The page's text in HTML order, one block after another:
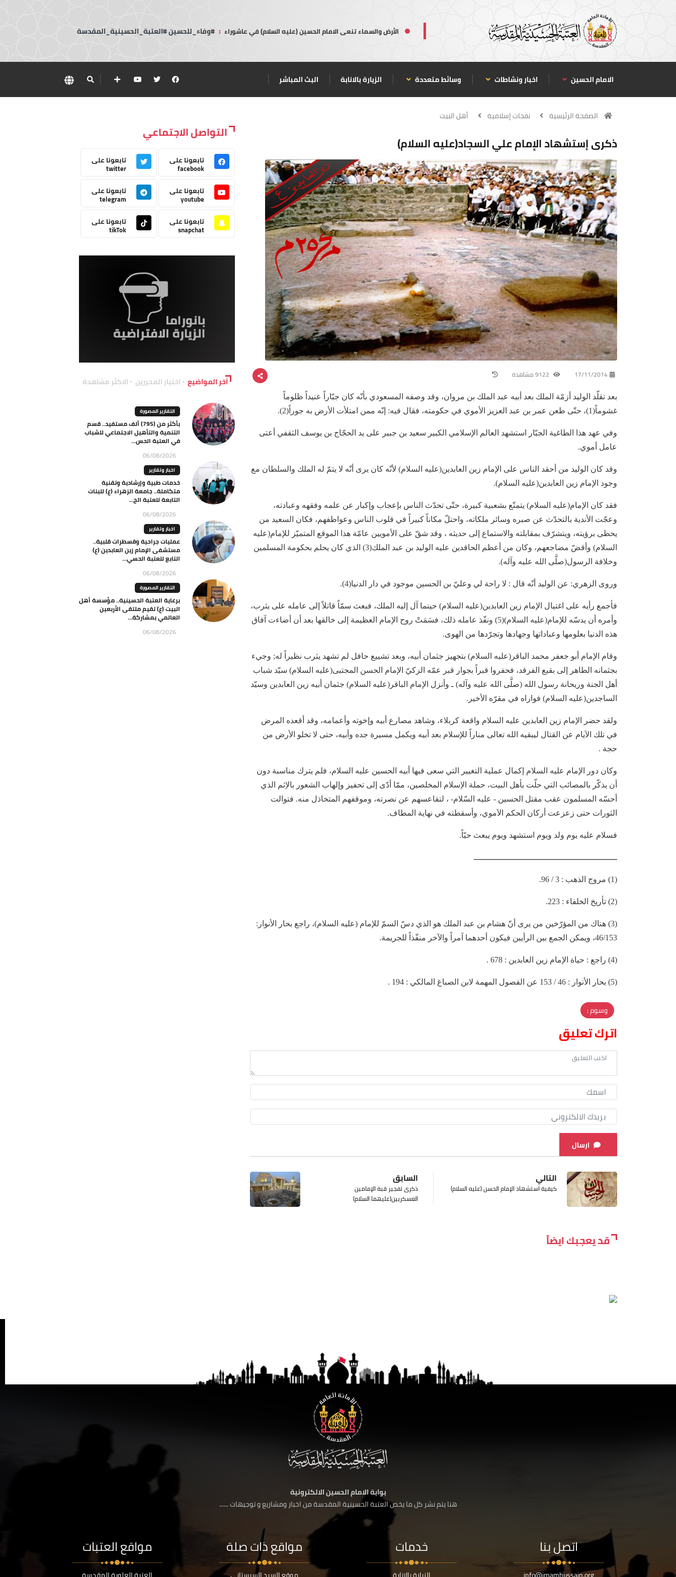
الأرض والسماء تنعى الامام الحسين (عليه السلام) في عاشوراء : #وفاء_للحسين #العتبة_الحسينية_المقدسة
الامام الحسين اخبار ونشاطات وسائط متعددة الزيارة بالانابة البث المباشر
الصفحة الرئيسية نفحات إسلامية أهل البيت
ذكرى إستشهاد الإمام علي السجاد(عليه السلام)
17/11/2014
بعد تقلّد الوليد أزمّة الملك بعد أبيه عبد الملك بن مروان، وقد وصفه المسعودي بأنّه كان جبّاراً عنيداً ظلوماً
غشوماً(1)، حتّى طعن عمر بن عبد العزيز الأموي في حكومته، فقال فيه: إنّه ممن امتلأت الأرض به جوراً(2).
وفي عهد هذا الطاغية الجبّار استشهد العالم الإسلامي الكبير سعيد بن جبير على يد الحجّاج بن يوسف الثقفي أعتى
عامل أموي.
وقد كان الوليد من أحقد الناس على الإمام زين العابدين(عليه السلام) لأنّه كان يرى أنّه لا يتمّ له الملك والسلطان مع
وجود الإمام زين العابدين(عليه السلام).
فقد كان الإمام(عليه السلام) يتمتّع بشعبية كبيرة، حتّى تحدّث الناس بإعجاب وإكبار عن علمه وفقهه وعبادته،
وعجّت الأندية بالتحدّث عن صبره وسائر ملكاته، واحتلّ مكاناً كبيراً في قلوب الناس وعواطفهم، فكان السعيد من
يحظى برؤيته، ويتشرّف بمقابلته والاستماع إلى حديثه ، وقد شقّ على الأمويين عامّة هذا الموقع المتميّز للإمام(عليه
السلام) وأقضّ مضاجعهم، وكان من أعظم الحاقدين عليه الوليد بن عبد الملك(3) الذي كان يحلم بحكومة المسلمين
وخلافة الرسول(صلَّى الله عليه وآله).
وروى الزهري: عن الوليد أنّه قال : لا راحة لي وعليّ بن الحسين موجود في دار الدنيا(4).
فأجمع رأيه على اغتيال الإمام زين العابدين(عليه السلام) حينما آل إليه الملك، فبعث سمّاً قاتلاً إلى عامله على يثرب،
وأمره أن يدسّه للإمام(عليه السلام)(5) ونفّذ عامله ذلك، فسَمَتْ روح الإمام العظيمة إلى خالقها بعد أن أضاءت آفاق
هذه الدنيا بعلومها وعباداتها وجهادها وتجرّدها من الهوى.
وقام الإمام أبو جعفر محمد الباقر(عليه السلام) بتجهيز جثمان أبيه، وبعد تشييع حافل لم تشهد يثرب نظيراً له; وجيء
بجثمانه الطاهر إلى بقيع الفرقد، فحفروا قبراً بجوار قبر عمّه الزكيّ الإمام الحسن المجتبى(عليه السلام) سيّد شباب
أهل الجنة وريحانة رسول الله (صلَّى الله عليه وآله) ـ وأنزل الإمام الباقر(عليه السلام) جثمان أبيه زين العابدين وسيّد
الساجدين(عليه السلام) فواراه في مقرّه الأخير.
ولقد حضر الإمام زين العابدين عليه السلام واقعة كربلاء، وشاهد مصارع أبيه وإخوته وأعمامه، وقد أقعده المرض
في تلك الاَيام عن القتال ليبقيه الله تعالى مناراً للإسلام بعد أبيه ويكمل مسيرة جده وأبيه، حتى لا تخلو الأرض من
حجة .
وكان دور الإمام عليه السلام إكمال عملية التغيير التي سعى فيها أبيه الحسين عليه السلام، فلم يترك مناسبة دون
أن يذكّر بالمصائب التي حلّت بأهل البيت، حملة الاِسلام المخلصين، ممّا أدّى إلى تحفيز وإلهاب الشعور بالاِثم الذي
أحسّه المسلمون عقب مقتل الحسين - عليه السّلام- ، لتقاعسهم عن نصرته، وموقفهم المتخاذل منه. فتوالت
الثورات حتى زعزعت أركان الحكم الاَموي، وأسقطته في نهاية المطاف.
فسلام عليه يوم ولد ويوم استشهد ويوم يبعث حيّاً.
ـــــــــــــــــــــــــــــــــــــــــــــــــــــــــ
(1) مروج الذهب : 3 / 96.
(2) تأريخ الخلفاء : 223.
(3) هناك من المؤرّخين من يرى أنّ هشام بن عبد الملك هو الذي دسّ السمّ للإمام (عليه السلام)، راجع بحار الأنوار:
46/153، ويمكن الجمع بين الرأيين فيكون أحدهما آمراً والآخر منفّذاً للجريمة.
(4) راجع : حياة الإمام زين العابدين : 678 .
(5) بحار الأنوار : 46 / 153 عن الفصول المهمة لابن الصباغ المالكي : 194 .
وسوم :
اترك تعليق
ارسال
السابق
ذكرى تفجير قبة الإمامين
العسكريين(عليهما السلام)
التالي
كيفية استشهاد الإمام الحسن (عليه ‌السلام)
قد يعجبك ايضاً
التواصل الاجتماعي
تابعونا على
facebook
تابعونا على
twitter
تابعونا على
youtube
تابعونا على
telegram
تابعونا على
snapchat
تابعونا على
tikTok
آخر المواضيع اختيار المحررين الاكثر مشاهدة
التقارير المصورة
بأكثر من (795) ألف مستفيد.. قسم
التنمية والتأهيل الاجتماعي للشباب
في العتبة الحس...
06/08/2026
اخبار وتقارير
خدمات طبية وإرشادية وتقنية
متكاملة.. جامعة الزهراء (ع) للبنات
التابعة للعتبة الح...
06/08/2026
اخبار وتقارير
عمليات جراحية وقسطرات قلبية..
مستشفى الإمام زين العابدين (ع)
التابع للعتبة الحسي...
06/08/2026
التقارير المصورة
برعاية العتبة الحسينية.. مؤسسة أهل
البيت (ع) تقيم ملتقى الأربعين
العالمي بمشاركة...
06/08/2026
بوابة الامام الحسين الالكترونية
هنا يتم نشر كل ما يخص العتبة الحسينية المقدسة من اخبار ومشاريع و توجيهات ......
اتصل بنا خدمات مواقع ذات صلة مواقع العتبات